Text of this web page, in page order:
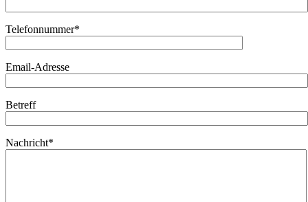
Telefonnummer*
Email-Adresse
Betreff
Nachricht*